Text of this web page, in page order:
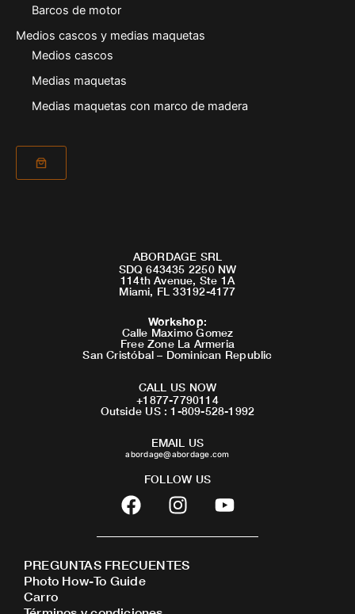
Barcos de motor
Medios cascos y medias maquetas
Medios cascos
Medias maquetas
Medias maquetas con marco de madera
ABORDAGE SRL
SDQ 643435 2250 NW
114th Avenue, Ste 1A
Miami, FL 33192-4177
Workshop:
Calle Maximo Gomez
Free Zone La Armeria
San Cristóbal – Dominican Republic
CALL US NOW
+1877-7790114
Outside US : 1-809-528-1992
EMAIL US
abordage@abordage.com
FOLLOW US
F
a
c
b
o
I
n
s
a
Y
o
u
PREGUNTAS FRECUENTES
Photo How-To Guide
Carro